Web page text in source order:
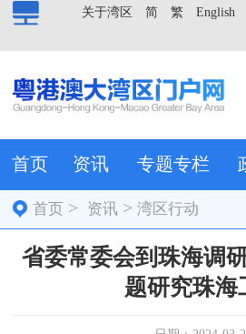
English
繁
简
关于湾区
首页 资讯 专题专栏
首页 > 资讯 >湾区行动
省委常委会到珠海调
题研究珠海